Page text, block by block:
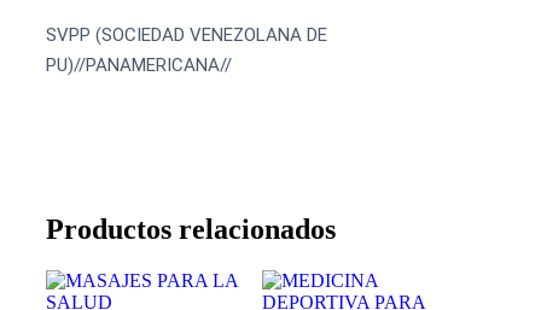
SVPP (SOCIEDAD VENEZOLANA DE
PU)//PANAMERICANA//
Productos relacionados